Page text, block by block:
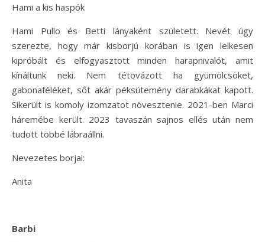
Hami a kis haspók
Hami Pullo és Betti lányaként született. Nevét úgy
szerezte, hogy már kisborjú korában is igen lelkesen
kipróbált és elfogyasztott minden harapnivalót, amit
kínáltunk neki. Nem tétovázott ha gyümölcsöket,
gabonaféléket, sőt akár péksütemény darabkákat kapott.
Sikerült is komoly izomzatot növesztenie. 2021-ben Marci
háremébe került. 2023 tavaszán sajnos ellés után nem
tudott többé lábraállni.
Nevezetes borjai:
Anita
Barbi